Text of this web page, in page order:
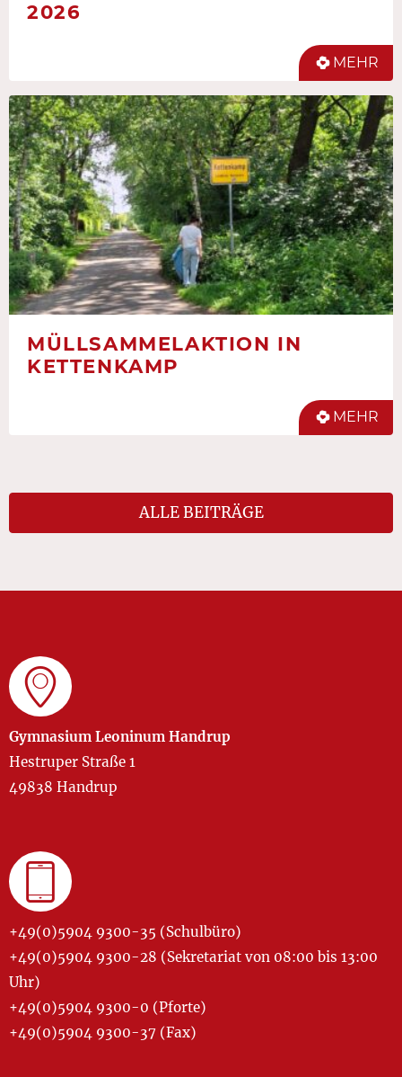
2026
MEHR
MÜLLSAMMELAKTION IN
KETTENKAMP
MEHR
ALLE BEITRÄGE
Gymnasium Leoninum Handrup
Hestruper Straße 1
49838 Handrup
+49(0)5904 9300-35 (Schulbüro)
+49(0)5904 9300-28 (Sekretariat von 08:00 bis 13:00
Uhr)
+49(0)5904 9300-0 (Pforte)
+49(0)5904 9300-37 (Fax)